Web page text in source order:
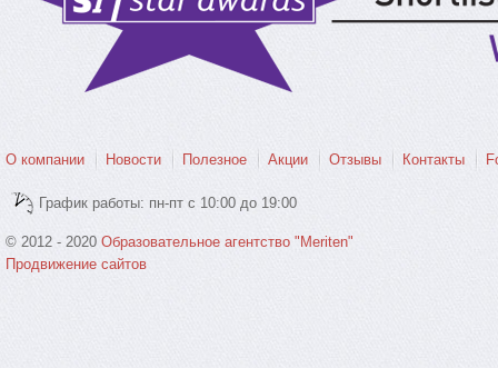
О компании Новости Полезное Акции Отзывы Контакты
График работы: пн-пт с 10:00 до 19:00
© 2012 - 2020 Образовательное агентство "Meriten"
Продвижение сайтов